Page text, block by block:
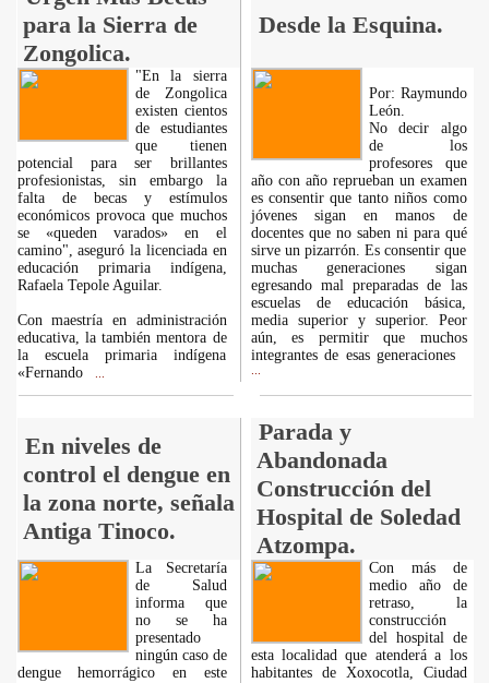
para la Sierra de
Zongolica.
Desde la Esquina.
"En la sierra
de Zongolica
existen cientos
de estudiantes
que tienen
potencial para ser brillantes
profesionistas, sin embargo la
falta de becas y estímulos
económicos provoca que muchos
se «queden varados» en el
camino", aseguró la licenciada en
educación primaria indígena,
Rafaela Tepole Aguilar.
Con maestría en administración
educativa, la también mentora de
la escuela primaria indígena
«Fernando
Por: Raymundo
León.
No decir algo
de los
profesores que
año con año reprueban un examen
es consentir que tanto niños como
jóvenes sigan en manos de
docentes que no saben ni para qué
sirve un pizarrón. Es consentir que
muchas generaciones sigan
egresando mal preparadas de las
escuelas de educación básica,
media superior y superior. Peor
aún, es permitir que muchos
integrantes de esas generaciones
En niveles de
control el dengue en
la zona norte, señala
Antiga Tinoco.
Parada y
Abandonada
Construcción del
Hospital de Soledad
Atzompa.
La Secretaría
de Salud
informa que
no se ha
presentado
ningún caso de
dengue hemorrágico en este
Con más de
medio año de
retraso, la
construcción
del hospital de
esta localidad que atenderá a los
habitantes de Xoxocotla, Ciudad